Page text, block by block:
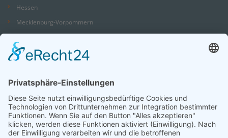
Hessen
Mecklenburg-Vorpommern
Niedersachsen
Nordrhein-Westfalen
Saarland
Sachsen
Sachsen-Anhalt
Schleswig-Holstein